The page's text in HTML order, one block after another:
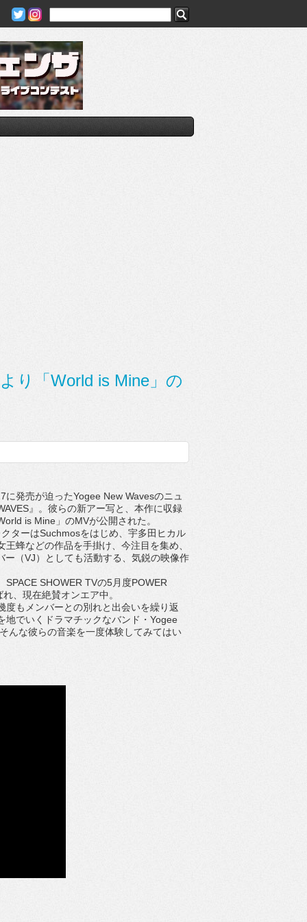
り「World is Mine」の
発売が迫ったYogee New Wavesのニュ
』。彼らの新アー写と、本作に収録
is Mine」のMVが公開された。
ターはSuchmosをはじめ、宇多田ヒカル
王蜂などの作品を手掛け、今注目を集め、
ー（VJ）としても活動する、気鋭の映像作
SHOWER TVの5月度POWER
、現在絶賛オンエア中。
もメンバーとの別れと出会いを繰り返
地でいくドラマチックなバンド・Yogee
んな彼らの音楽を一度体験してみてはい